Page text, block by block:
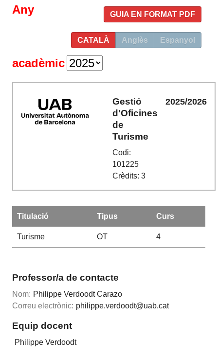
GUIA EN FORMAT PDF
CATALÀ Anglès Espanyol
Any
acadèmic
Gestió
d'Oficines
de
Turisme
Codi:
101225
Crèdits: 3
2025/2026
Titulació Tipus Curs
Turisme OT 4
Professor/a de contacte
Nom: Philippe Verdoodt Carazo
Correu electrònic: philippe.verdoodt@uab.cat
Equip docent
Philippe Verdoodt